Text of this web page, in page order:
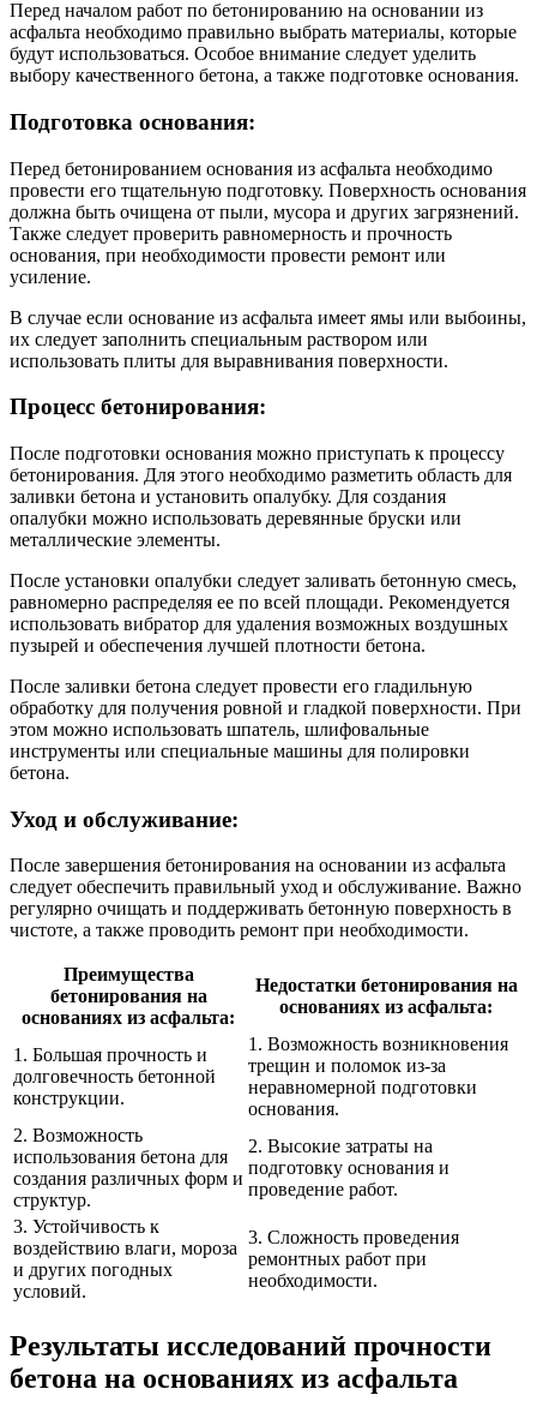
Перед началом работ по бетонированию на основании из
асфальта необходимо правильно выбрать материалы, которые
будут использоваться. Особое внимание следует уделить
выбору качественного бетона, а также подготовке основания.
Подготовка основания:
Перед бетонированием основания из асфальта необходимо
провести его тщательную подготовку. Поверхность основания
должна быть очищена от пыли, мусора и других загрязнений.
Также следует проверить равномерность и прочность
основания, при необходимости провести ремонт или
усиление.
В случае если основание из асфальта имеет ямы или выбоины,
их следует заполнить специальным раствором или
использовать плиты для выравнивания поверхности.
Процесс бетонирования:
После подготовки основания можно приступать к процессу
бетонирования. Для этого необходимо разметить область для
заливки бетона и установить опалубку. Для создания
опалубки можно использовать деревянные бруски или
металлические элементы.
После установки опалубки следует заливать бетонную смесь,
равномерно распределяя ее по всей площади. Рекомендуется
использовать вибратор для удаления возможных воздушных
пузырей и обеспечения лучшей плотности бетона.
После заливки бетона следует провести его гладильную
обработку для получения ровной и гладкой поверхности. При
этом можно использовать шпатель, шлифовальные
инструменты или специальные машины для полировки
бетона.
Уход и обслуживание:
После завершения бетонирования на основании из асфальта
следует обеспечить правильный уход и обслуживание. Важно
регулярно очищать и поддерживать бетонную поверхность в
чистоте, а также проводить ремонт при необходимости.
Преимущества
бетонирования на
основаниях из асфальта:
Недостатки бетонирования на
основаниях из асфальта:
1. Большая прочность и
долговечность бетонной
конструкции.
1. Возможность возникновения
трещин и поломок из-за
неравномерной подготовки
основания.
2. Возможность
использования бетона для
создания различных форм и
структур.
2. Высокие затраты на
подготовку основания и
проведение работ.
3. Устойчивость к
воздействию влаги, мороза
и других погодных
условий.
3. Сложность проведения
ремонтных работ при
необходимости.
Результаты исследований прочности
бетона на основаниях из асфальта